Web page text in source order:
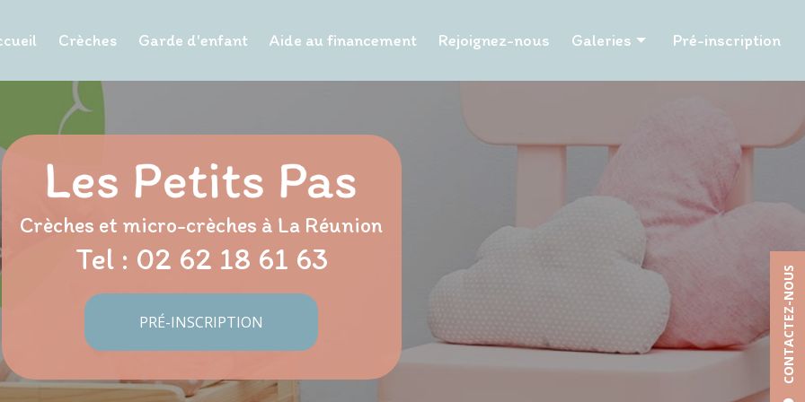
CONTACTEZ-NOUS
Crèches Garde d'enfant Aide au financement Rejoignez-nous Galeries
Les P'tits Papangues
Les P'tits Papillons
Les Petits Pinpins
Pré-inscription
Crèches et micro-crèches à La Réunion
Tel : 02 62 18 61 63
PRÉ-INSCRIPTION